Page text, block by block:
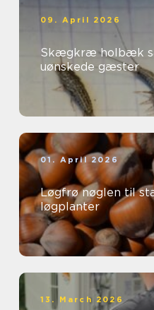
09. April 2026
Skægkræ holbæk sådan håndterer du de
uønskede gæster
01. April 2026
Løgfrø nøglen til stærke og sunde
løgplanter
13. March 2026